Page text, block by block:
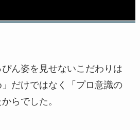
ん姿を見せないこだわりは
」だけではなく「プロ意識の
らでした。